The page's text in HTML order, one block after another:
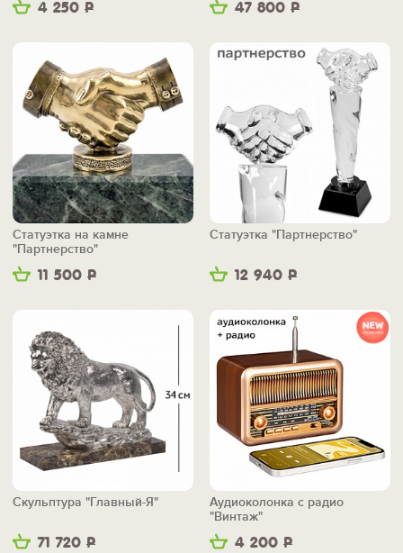
4 250 Р
47 800 Р
11 500 Р
Статуэтка на камне
"Партнерство"
12 940 Р
Статуэтка "Партнерство"
71 720 Р
Скульптура "Главный-Я"
4 200 Р
Аудиоколонка с радио
"Винтаж"